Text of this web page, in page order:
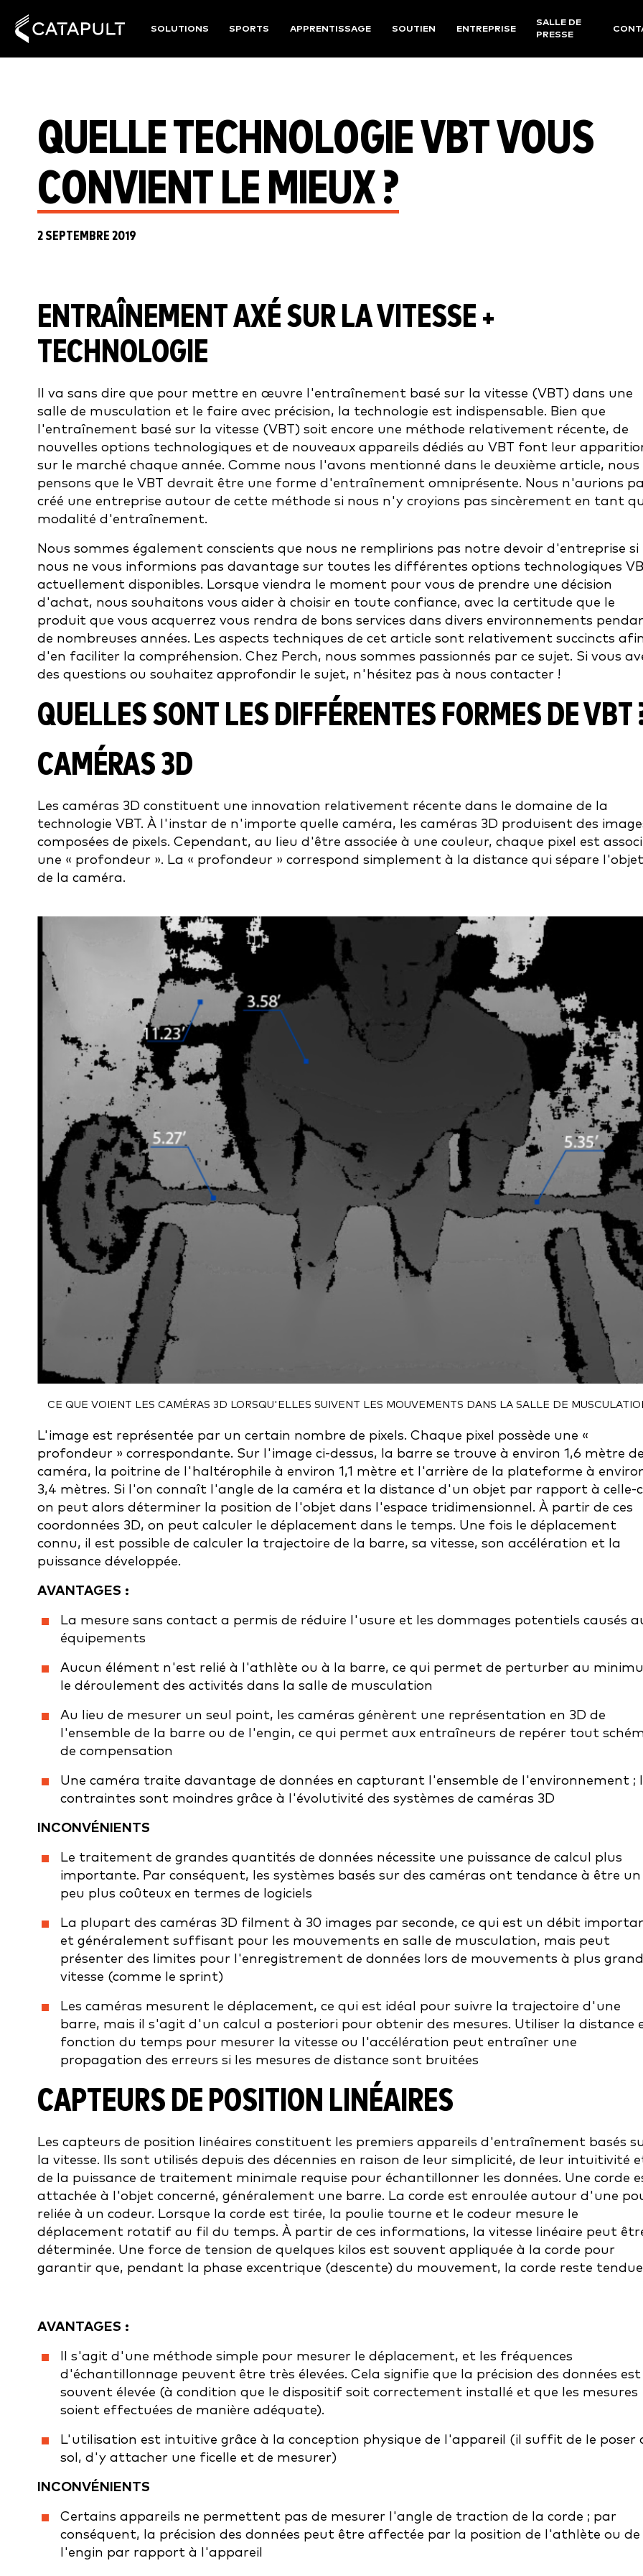
SOLUTIONS SPORTS APPRENTISSAGE SOUTIEN ENTREPRISE
SALLE DE
PRESSE
QUELLE TECHNOLOGIE VBT VOUS
CONVIENT LE MIEUX ?
2 SEPTEMBRE 2019
ENTRAÎNEMENT AXÉ SUR LA VITESSE +
TECHNOLOGIE
Il va sans dire que pour mettre en œuvre l'entraînement basé sur la vitesse (VBT) dans une
salle de musculation et le faire avec précision, la technologie est indispensable. Bien que
l'entraînement basé sur la vitesse (VBT) soit encore une méthode relativement récente, de
nouvelles options technologiques et de nouveaux appareils dédiés au VBT font leur
sur le marché chaque année. Comme nous l'avons mentionné dans le deuxième article, nous
pensons que le VBT devrait être une forme d'entraînement omniprésente. Nous n'aurions
créé une entreprise autour de cette méthode si nous n'y croyions pas sincèrement en tant
modalité d'entraînement.
Nous sommes également conscients que nous ne remplirions pas notre devoir d'entreprise si
nous ne vous informions pas davantage sur toutes les différentes options technologiques
actuellement disponibles. Lorsque viendra le moment pour vous de prendre une décision
d'achat, nous souhaitons vous aider à choisir en toute confiance, avec la certitude que le
produit que vous acquerrez vous rendra de bons services dans divers environnements
de nombreuses années. Les aspects techniques de cet article sont relativement succincts
d'en faciliter la compréhension. Chez Perch, nous sommes passionnés par ce sujet. Si vous
des questions ou souhaitez approfondir le sujet, n'hésitez pas à nous contacter !
QUELLES SONT LES DIFFÉRENTES FORMES DE VBT
CAMÉRAS 3D
Les caméras 3D constituent une innovation relativement récente dans le domaine de la
technologie VBT. À l'instar de n'importe quelle caméra, les caméras 3D produisent des
composées de pixels. Cependant, au lieu d'être associée à une couleur, chaque pixel est
une « profondeur ». La « profondeur » correspond simplement à la distance qui sépare l'objet
de la caméra.
CE QUE VOIENT LES CAMÉRAS 3D LORSQU'ELLES SUIVENT LES MOUVEMENTS DANS LA SALLE DE
L'image est représentée par un certain nombre de pixels. Chaque pixel possède une «
profondeur » correspondante. Sur l'image ci-dessus, la barre se trouve à environ 1,6 mètre
caméra, la poitrine de l'haltérophile à environ 1,1 mètre et l'arrière de la plateforme à
3,4 mètres. Si l'on connaît l'angle de la caméra et la distance d'un objet par rapport à celle-
on peut alors déterminer la position de l'objet dans l'espace tridimensionnel. À partir de ces
coordonnées 3D, on peut calculer le déplacement dans le temps. Une fois le déplacement
connu, il est possible de calculer la trajectoire de la barre, sa vitesse, son accélération et la
puissance développée.
AVANTAGES :
La mesure sans contact a permis de réduire l'usure et les dommages potentiels causés
équipements
Aucun élément n'est relié à l'athlète ou à la barre, ce qui permet de perturber au
le déroulement des activités dans la salle de musculation
Au lieu de mesurer un seul point, les caméras génèrent une représentation en 3D de
l'ensemble de la barre ou de l'engin, ce qui permet aux entraîneurs de repérer tout
de compensation
Une caméra traite davantage de données en capturant l'ensemble de l'environnement ;
contraintes sont moindres grâce à l'évolutivité des systèmes de caméras 3D
INCONVÉNIENTS
Le traitement de grandes quantités de données nécessite une puissance de calcul plus
importante. Par conséquent, les systèmes basés sur des caméras ont tendance à être un
peu plus coûteux en termes de logiciels
La plupart des caméras 3D filment à 30 images par seconde, ce qui est un débit
et généralement suffisant pour les mouvements en salle de musculation, mais peut
présenter des limites pour l'enregistrement de données lors de mouvements à plus
vitesse (comme le sprint)
Les caméras mesurent le déplacement, ce qui est idéal pour suivre la trajectoire d'une
barre, mais il s'agit d'un calcul a posteriori pour obtenir des mesures. Utiliser la distance
fonction du temps pour mesurer la vitesse ou l'accélération peut entraîner une
propagation des erreurs si les mesures de distance sont bruitées
CAPTEURS DE POSITION LINÉAIRES
Les capteurs de position linéaires constituent les premiers appareils d'entraînement basés
la vitesse. Ils sont utilisés depuis des décennies en raison de leur simplicité, de leur intuitivité
de la puissance de traitement minimale requise pour échantillonner les données. Une corde
attachée à l'objet concerné, généralement une barre. La corde est enroulée autour d'une
reliée à un codeur. Lorsque la corde est tirée, la poulie tourne et le codeur mesure le
déplacement rotatif au fil du temps. À partir de ces informations, la vitesse linéaire peut
déterminée. Une force de tension de quelques kilos est souvent appliquée à la corde pour
garantir que, pendant la phase excentrique (descente) du mouvement, la corde reste
AVANTAGES :
Il s'agit d'une méthode simple pour mesurer le déplacement, et les fréquences
d'échantillonnage peuvent être très élevées. Cela signifie que la précision des données est
souvent élevée (à condition que le dispositif soit correctement installé et que les mesures
soient effectuées de manière adéquate).
L'utilisation est intuitive grâce à la conception physique de l'appareil (il suffit de le poser
sol, d'y attacher une ficelle et de mesurer)
INCONVÉNIENTS
Certains appareils ne permettent pas de mesurer l'angle de traction de la corde ; par
conséquent, la précision des données peut être affectée par la position de l'athlète ou de
l'engin par rapport à l'appareil